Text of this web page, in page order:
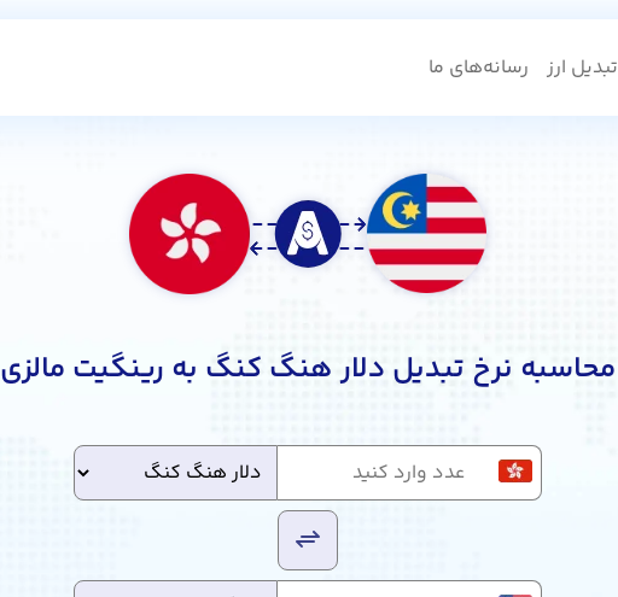
تبدیل ارز رسانه‌های ما
محاسبه نرخ تبدیل دلار هنگ کنگ به رینگیت مالزی